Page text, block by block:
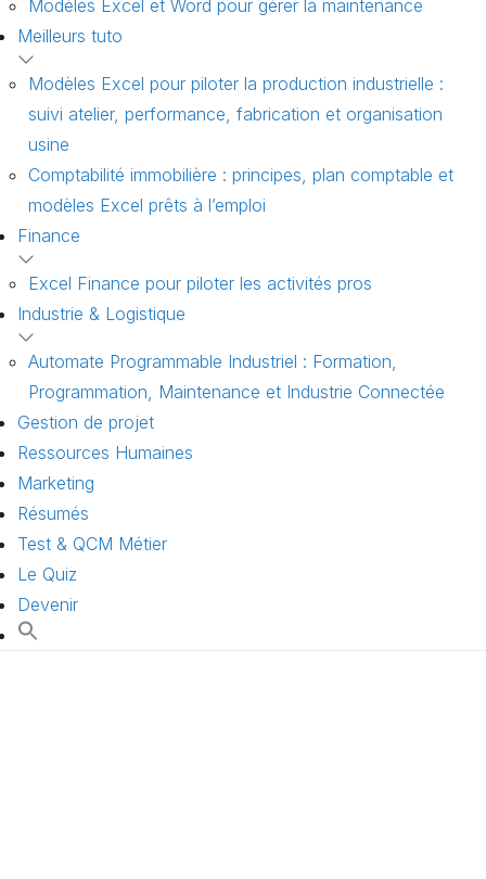
Modèles Excel et Word pour gérer la maintenance
Meilleurs tuto
Modèles Excel pour piloter la production industrielle :
suivi atelier, performance, fabrication et organisation
usine
Comptabilité immobilière : principes, plan comptable et
modèles Excel prêts à l’emploi
Finance
Excel Finance pour piloter les activités pros
Industrie & Logistique
Automate Programmable Industriel : Formation,
Programmation, Maintenance et Industrie Connectée
Gestion de projet
Ressources Humaines
Marketing
Résumés
Test & QCM Métier
Le Quiz
Devenir